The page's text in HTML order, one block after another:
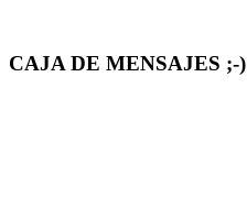
CAJA DE MENSAJES ;-)